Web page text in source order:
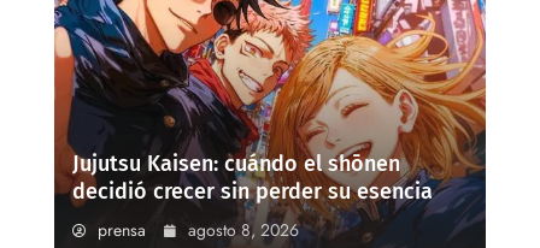
Jujutsu Kaisen: cuándo el shōnen
decidió crecer sin perder su esencia
prensa agosto 8, 2026